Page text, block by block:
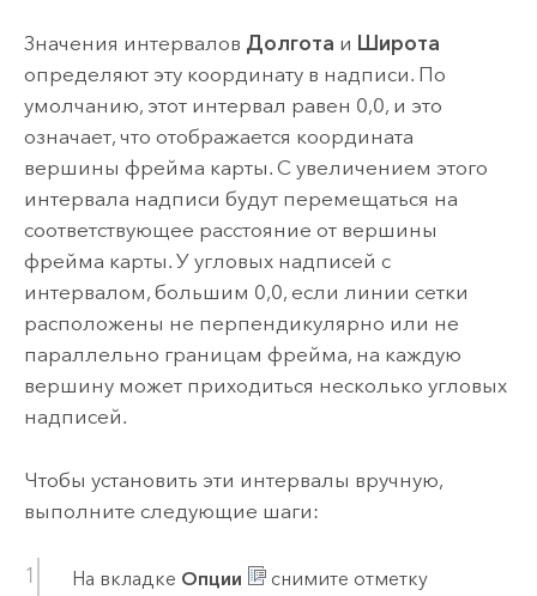
Значения интервалов Долгота и Широта
определяют эту координату в надписи. По
умолчанию, этот интервал равен 0,0, и это
означает, что отображается координата
вершины фрейма карты. С увеличением этого
интервала надписи будут перемещаться на
соответствующее расстояние от вершины
фрейма карты. У угловых надписей с
интервалом, большим 0,0, если линии сетки
расположены не перпендикулярно или не
параллельно границам фрейма, на каждую
вершину может приходиться несколько угловых
надписей.
Чтобы установить эти интервалы вручную,
выполните следующие шаги:
На вкладке Опции
снимите отметку